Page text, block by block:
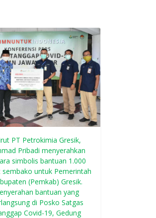
PT Petrokimia Gresik,
Pribadi menyerahkan
simbolis bantuan 1.000
sembako untuk Pemerintah
(Pemkab) Gresik.
bantuan yang
di Posko Satgas
Covid-19, Gedung